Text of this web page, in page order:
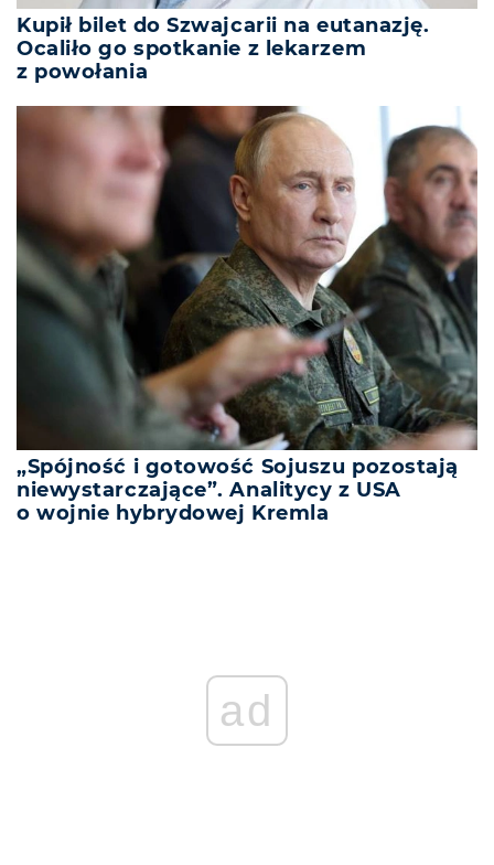
Kupił bilet do Szwajcarii na eutanazję.
Ocaliło go spotkanie z lekarzem
z powołania
„Spójność i gotowość Sojuszu pozostają
niewystarczające”. Analitycy z USA
o wojnie hybrydowej Kremla
ad